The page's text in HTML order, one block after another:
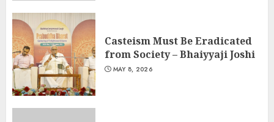
Casteism Must Be Eradicated
from Society – Bhaiyyaji Joshi
MAY 8, 2026